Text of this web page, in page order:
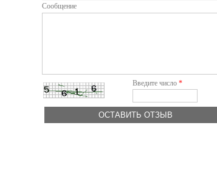
Сообщение
Введите число *
ОСТАВИТЬ ОТЗЫВ